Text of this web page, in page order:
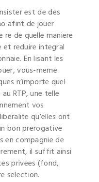
est de des
afint de jouer
de quelle maniere
reduire integral
En lisant les
vous-meme
n’importe quel
RTP, une telle
vos
qu’elles ont
bon prerogative
en compagnie de
il suffit ainsi
privees (fond,
selection.